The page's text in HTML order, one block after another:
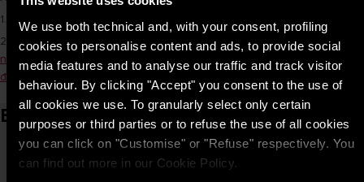
We use both technical and, with your consent, profiling
cookies to personalise content and ads, to provide social
media features and to analyse our traffic and track visitor
behaviour. By clicking "Accept" you consent to the use of
all cookies we use. To granularly select only certain
purposes or third parties or to refuse the use of all cookies
you can click on "Customise" or "Refuse" respectively. You
can find out more in our Cookie Policy.
1.
Tìm hiểu về sản phẩm máy nước nóng bơm nhiệt Ariston
2.
Máy nước nóng bơm nhiệt là gì? Ưu và nhược điểm của loại máy
này
Tại sao nên sử dụng máy nước nóng bơm nhiệt Heat Pump gia
đình Ariston
Bài viết liên quan